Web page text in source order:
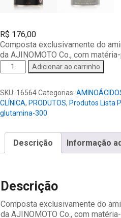
R$ 176,00
Composta exclusivamente do
da AJINOMOTO Co., com
Glutamina
300g
Adicionar ao carrinho
SKU: 16564Categorias:
CLÍNICA, PRODUTOS, Produtos Lista
glutamina-300
Descrição Informação
Descrição
Composta exclusivamente do
da AJINOMOTO Co., com